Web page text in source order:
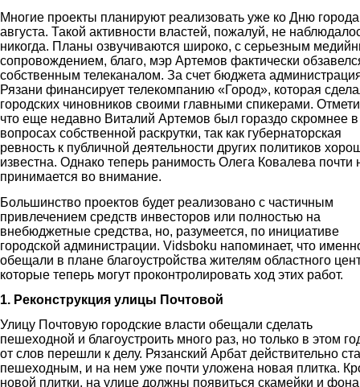
Многие проекты планируют реализовать уже ко Дню
августа. Такой активности властей, пожалуй, не
никогда. Планы озвучиваются широко, с серьезным
сопровождением, благо, мэр Артемов фактически
собственным телеканалом. За счет бюджета
Рязани финансирует телекомпанию «Город», которая
городских чиновников своими главными спикерами.
что еще недавно Виталий Артемов был гораздо скромнее в
вопросах собственной раскрутки, так как губернаторская
ревность к публичной деятельности других политиков
известна. Однако теперь ранимость Олега Ковалева почти
принимается во внимание.
Большинство проектов будет реализовано с частичным
привлечением средств инвесторов или полностью на
внебюджетные средства, но, разумеется, по инициативе
городской администрации. Vidsboku напоминает, что
обещали в плане благоустройства жителям областного
которые теперь могут проконтролировать ход этих работ.
1. Реконструкция улицы Почтовой
Улицу Почтовую городские власти обещали сделать
пешеходной и благоустроить много раз, но только в этом
от слов перешли к делу. Рязанский Арбат действительно
пешеходным, и на нем уже почти уложена новая плитка.
новой плитки, на улице должны появиться скамейки и